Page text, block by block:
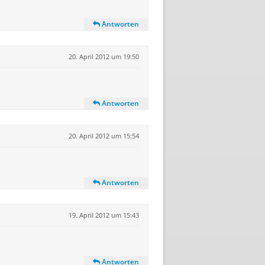
Antworten
20. April 2012 um 19:50
Antworten
20. April 2012 um 15:54
Antworten
19. April 2012 um 15:43
Antworten